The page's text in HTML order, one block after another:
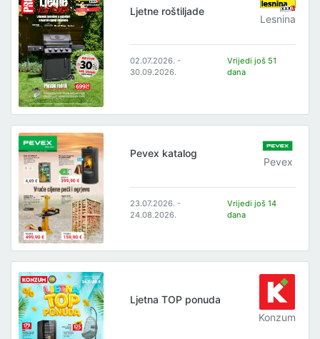
Ljetne roštiljade
Lesnina
02.07.2026. -
30.09.2026.
Vrijedi još 51
dana
Pevex katalog
Pevex
23.07.2026. -
24.08.2026.
Vrijedi još 14
dana
Ljetna TOP ponuda
Konzum